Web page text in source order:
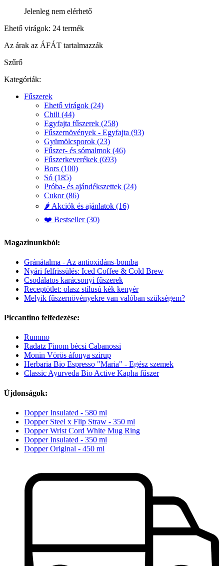
Jelenleg nem elérhető
Ehető virágok: 24 termék
Az árak az ÁFÁT tartalmazzák
Szűrő
Kategóriák:
Fűszerek
Ehető virágok (24)
Chili (44)
Egyfajta fűszerek (258)
Fűszernövények - Egyfajta (93)
Gyümölcsporok (23)
Fűszer- és sómalmok (46)
Fűszerkeverékek (693)
Bors (100)
Só (185)
Próba- és ajándékszettek (24)
Cukor (86)
🌶️ Akciók és ajánlatok (16)
❤️ Bestseller (30)
Magazinunkból:
Gránátalma - Az antioxidáns-bomba
Nyári felfrissülés: Iced Coffee & Cold Brew
Csodálatos karácsonyi fűszerek
Receptötlet: olasz stílusú kék kenyér
Melyik fűszernövényekre van valóban szükségem?
Piccantino felfedezése:
Rummo
Radatz Finom bécsi Cabanossi
Monin Vörös áfonya szirup
Herbaria Bio Espresso "Maria" - Egész szemek
Classic Ayurveda Bio Active Kapha fűszer
Újdonságok:
Dopper Insulated - 580 ml
Dopper Steel x Flip Straw - 350 ml
Dopper Wrist Cord White Mug Ring
Dopper Insulated - 350 ml
Dopper Original - 450 ml